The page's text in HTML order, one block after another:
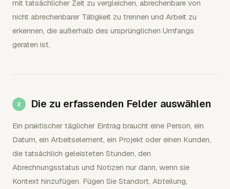
mit tatsächlicher Zeit zu vergleichen, abrechenbare von
nicht abrechenbarer Tätigkeit zu trennen und Arbeit zu
erkennen, die außerhalb des ursprünglichen Umfangs
geraten ist.
Die zu erfassenden Felder auswählen
Ein praktischer täglicher Eintrag braucht eine Person, ein
Datum, ein Arbeitselement, ein Projekt oder einen Kunden,
die tatsächlich geleisteten Stunden, den
Abrechnungsstatus und Notizen nur dann, wenn sie
Kontext hinzufügen. Fügen Sie Standort, Abteilung,